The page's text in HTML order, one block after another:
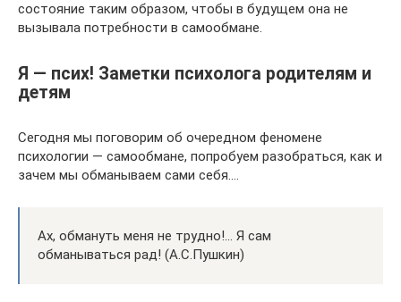
состояние таким образом, чтобы в будущем она не
вызывала потребности в самообмане.
Я — псих! Заметки психолога родителям и
детям
Сегодня мы поговорим об очередном феномене
психологии — самообмане, попробуем разобраться, как и
зачем мы обманываем сами себя….
Ах, обмануть меня не трудно!… Я сам
обманываться рад! (А.С.Пушкин)